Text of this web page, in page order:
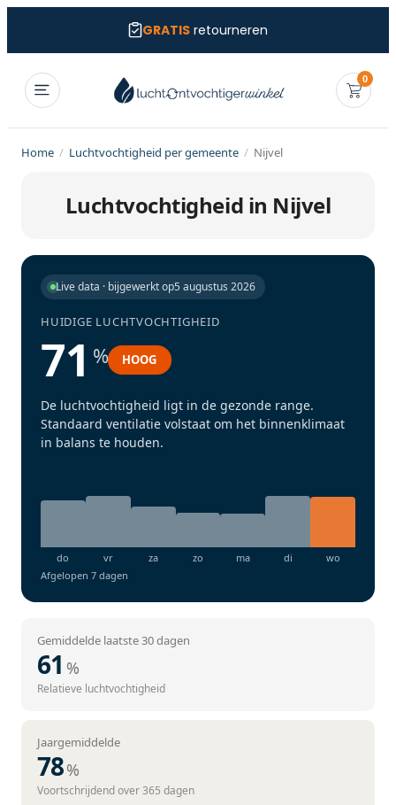
GRATISretourneren
0
Home / Luchtvochtigheid per gemeente / Nijvel
Luchtvochtigheid in Nijvel
Live data · bijgewerkt op5 augustus 2026
HUIDIGE LUCHTVOCHTIGHEID
71 % HOOG
De luchtvochtigheid ligt in de gezonde range.
Standaard ventilatie volstaat om het binnenklimaat
in balans te houden.
Afgelopen 7 dagen
Gemiddelde laatste 30 dagen
61 %
Relatieve luchtvochtigheid
Jaargemiddelde
78%
Voortschrijdend over 365 dagen